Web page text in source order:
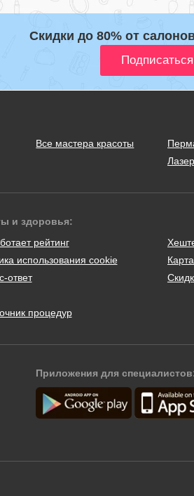
Скидки до 80% от
Все мастера красоты
и здоровья:
рейтинг
использования cookie
ответ
процедур
Карта
Приложения для